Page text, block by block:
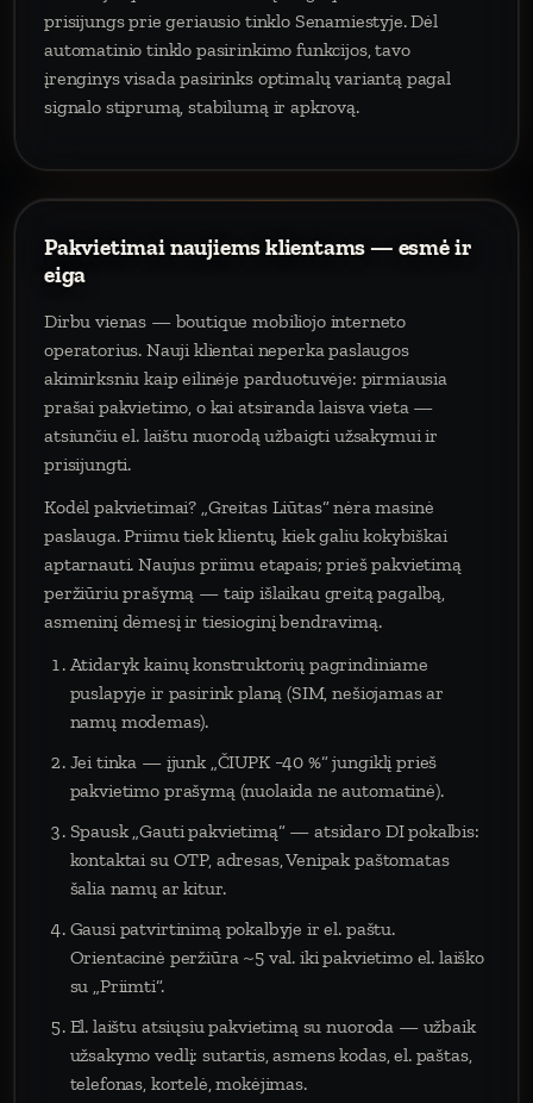
prisijungs prie geriausio tinklo Senamiestyje. Dėl
automatinio tinklo pasirinkimo funkcijos, tavo
įrenginys visada pasirinks optimalų variantą pagal
signalo stiprumą, stabilumą ir apkrovą.
Pakvietimai naujiems klientams — esmė ir
eiga
Dirbu vienas — boutique mobiliojo interneto
operatorius. Nauji klientai neperka paslaugos
akimirksniu kaip eilinėje parduotuvėje: pirmiausia
prašai pakvietimo, o kai atsiranda laisva vieta —
atsiunčiu el. laištu nuorodą užbaigti užsakymui ir
prisijungti.
Kodėl pakvietimai? „Greitas Liūtas“ nėra masinė
paslauga. Priimu tiek klientų, kiek galiu kokybiškai
aptarnauti. Naujus priimu etapais; prieš pakvietimą
peržiūriu prašymą — taip išlaikau greitą pagalbą,
asmeninį dėmesį ir tiesioginį bendravimą.
Atidaryk kainų konstruktorių pagrindiniame
puslapyje ir pasirink planą (SIM, nešiojamas ar
namų modemas).
Jei tinka — įjunk „ČIUPK −40 %“ jungiklį prieš
pakvietimo prašymą (nuolaida ne automatinė).
Spausk „Gauti pakvietimą“ — atsidaro DI pokalbis:
kontaktai su OTP, adresas, Venipak paštomatas
šalia namų ar kitur.
Gausi patvirtinimą pokalbyje ir el. paštu.
Orientacinė peržiūra ~5 val. iki pakvietimo el. laiško
su „Priimti“.
El. laištu atsiųsiu pakvietimą su nuoroda — užbaik
užsakymo vedlį: sutartis, asmens kodas, el. paštas,
telefonas, kortelė, mokėjimas.